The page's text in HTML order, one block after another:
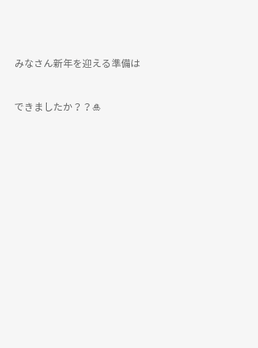
みなさん新年を迎える準備は
できましたか？？🎍